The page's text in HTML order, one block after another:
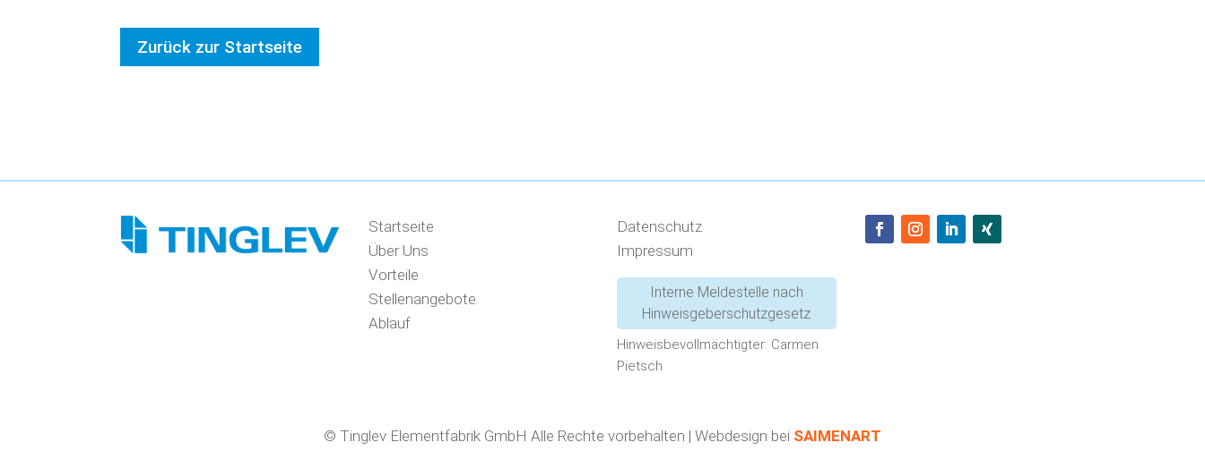
Zurück zur Startseite
Startseite
Über Uns
Vorteile
Stellenangebote
Ablauf
Datenschutz
Impressum
Interne Meldestelle nach
Hinweisgeberschutzgesetz
Hinweisbevollmächtigter: Carmen
Pietsch
© Tinglev Elementfabrik GmbH Alle Rechte vorbehalten | Webdesign bei SAIMENART